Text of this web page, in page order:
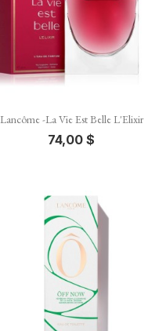
Lancôme -La Vie Est Belle L'Elixir
74,00 $